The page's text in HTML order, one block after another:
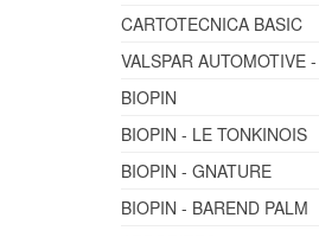
CARTOTECNICA BASIC
VALSPAR AUTOMOTIVE
BIOPIN
BIOPIN - LE TONKINOIS
BIOPIN - GNATURE
BIOPIN - BAREND PALM